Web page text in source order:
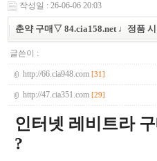
작성일 : 26-06-06 20:03
춘약 구매▽ 84.cia158.net ♩정품
글쓴이 :
http://66.cia948.com [31]
http://47.cia351.com [29]
인터넷 레비트라
?